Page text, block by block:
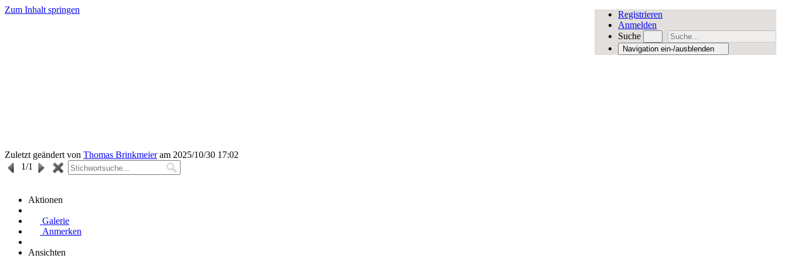
Zum Inhalt springen
Registrieren
Anmelden
Suche
Navigation ein-/ausblenden
Zuletzt geändert von Thomas Brinkmeieram 2025/10/30 17:02
1/1
Aktionen
Galerie
Anmerken
Ansichten